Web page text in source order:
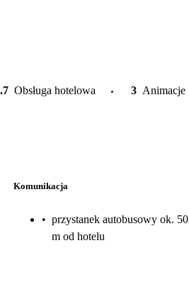
Obsługa hotelowa 3 Animacje
Komunikacja
• przystanek autobusowy ok. 50
m od hotelu